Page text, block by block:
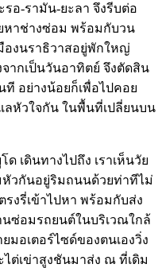
รอ-รามัน-ยะลา จึงรีบต่อ
หาช่างซ่อม พร้อมกับวน
องนราธิวาสอยู่พักใหญ่
ากเป็นวันอาทิตย์ จึงตัดสิน
ที อย่างน้อยก็เพื่อไปคอย
ลหัวใจกัน ในพื้นที่เปลี่ยนบน
เดินทางไปถึง เราเห็นวัย
วกันอยู่ริมถนนด้วยท่าทีไม่
รงรี่เข้าไปหา พร้อมกับส่ง
นซ่อมรถยนต์ในบริเวณใกล้
มอเตอร์ไซด์ของตนเองวิ่ง
ไต่เข่าสูงชันมาส่ง ณ ที่เดิม